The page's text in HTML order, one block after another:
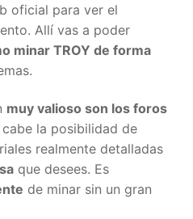
oficial para ver el
Allí vas a poder
minar TROY de forma
muy valioso son los foros
la posibilidad de
realmente detalladas
que desees. Es
de minar sin un gran